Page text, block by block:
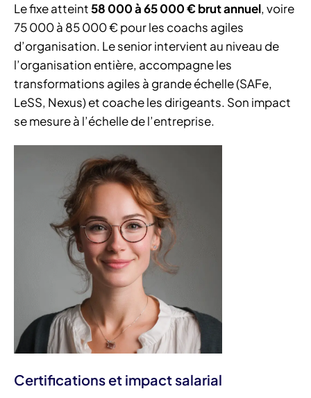
Le fixe atteint58 000 à 65 000 € brut annuel, voire
75 000 à 85 000 € pour les coachs agiles
d’organisation. Le senior intervient au niveau de
l’organisation entière, accompagne les
transformations agiles à grande échelle (SAFe,
LeSS, Nexus) et coache les dirigeants. Son impact
se mesure à l’échelle de l’entreprise.
Certifications et impact salarial